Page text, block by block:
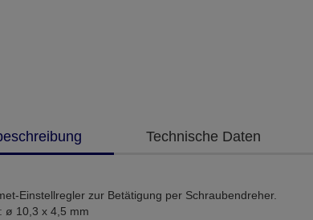
Technische Daten
Einstellregler zur Betätigung per Schraubendreher.
ø 10,3 x 4,5 mm